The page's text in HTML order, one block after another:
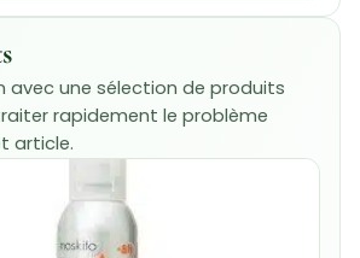
avec une sélection de produits
rapidement le problème
article.